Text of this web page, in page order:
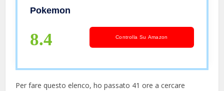
Schiggy, Pikachu, Bisasam,
Pokemon
8.4 Controlla Su Amazon
Per fare questo elenco, ho passato 41 ore a cercare